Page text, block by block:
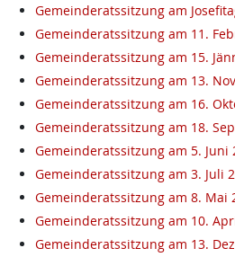
Gemeinderatssitzung am
Gemeinderatssitzung am 11.
Gemeinderatssitzung am 15.
Gemeinderatssitzung am 13.
Gemeinderatssitzung am 16.
Gemeinderatssitzung am 18.
Gemeinderatssitzung am 5. Juni
Gemeinderatssitzung am 3. Juli
Gemeinderatssitzung am 8. Mai
Gemeinderatssitzung am 10.
Gemeinderatssitzung am 13.